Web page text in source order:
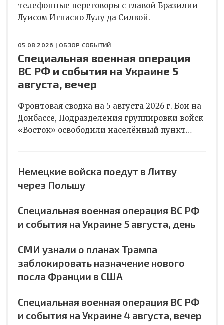
телефонные переговоры с главой Бразилии
Луисом Игнасио Лулу да Силвой.
05.08.2026 | ОБЗОР СОБЫТИЙ
Специальная военная операция
ВС РФ и события на Украине 5
августа, вечер
Фронтовая сводка на 5 августа 2026 г. Бои на
Донбассе, Подразделения группировки войск
«Восток» освободили населённый пункт…
Немецкие войска поедут в Литву
через Польшу
Специальная военная операция ВС РФ
и события на Украине 5 августа, день
СМИ узнали о планах Трампа
заблокировать назначение нового
посла Франции в США
Специальная военная операция ВС РФ
и события на Украине 4 августа, вечер